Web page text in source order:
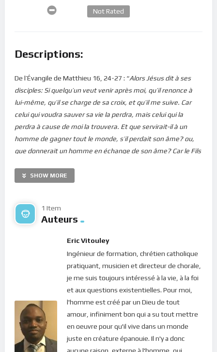
Not Rated
Descriptions:
De l’Évangile de Matthieu 16, 24-27 : “Alors Jésus dit à ses
disciples: Si quelqu’un veut venir après moi, qu’il renonce à
lui-même, qu’il se charge de sa croix, et qu’il me suive. Car
celui qui voudra sauver sa vie la perdra, mais celui qui la
perdra à cause de moi la trouvera. Et que servirait-il à un
homme de gagner tout le monde, s’il perdait son âme? ou,
que donnerait un homme en échange de son âme? Car le Fils
anges; et alors il rendra à chacun selon ses oeuvres.
“L’âme est la présence de Dieu qui s’épanouit en nous
Sainte Thérèse d’Avila. En tant que présence, Dieu qui est
Voilà pourquoi l’âme de l’homme est la révélation de son
essence profonde, sa maison authentique, son moi-intime :
c’est le Ciel en chacun de nous ! Mais lorsque, délaissant cette
“maison”, nous embrassons d’autres choses extérieures, à
fréquence basse et que nous nous identifions à ces choses,
nous “perdons notre âme en l’échangeant au profit du
monde”.
En effet, une confusion terrible règne dans l’esprit humain en
ce monde : celle de l’être et de l’avoir. L’homme pense, à tort,
SHOW MORE
1 Item
Auteurs
Eric Vitouley
Ingénieur de formation, chrétien catholique
pratiquant, musicien et directeur de chorale,
je me suis toujours intéressé à la vie, à la foi
et aux questions existentielles. Pour moi,
l'homme est créé par un Dieu de tout
amour, infiniment bon qui a su tout mettre
en oeuvre pour qu'il vive dans un monde
juste en créature épanouie. Il n'y a donc